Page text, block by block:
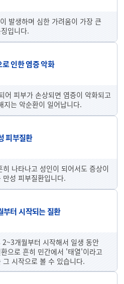
발생하며 심한 가려움이 가장 큰
입니다.
인한 염증 악화
어 피부가 손상되면 염증이 악화되고
지는 악순환이 일어납니다.
피부질환
나타나고 성인이 되어서도 증상이
만성 피부질환입니다.
부터 시작되는 질환
개월부터 시작해서 일생 동안
으로 흔히 민간에서 '태열'이라고
시작으로 볼 수 있습니다.